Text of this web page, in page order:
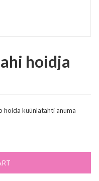
hoidja
hoida küünlatahti anuma